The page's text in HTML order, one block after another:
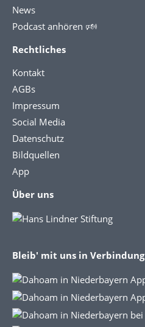
News
Podcast anhören 🕬
Rechtliches
Kontakt
AGBs
Impressum
Social Media
Datenschutz
Bildquellen
App
Über uns
Bleib' mit uns in Verbindung